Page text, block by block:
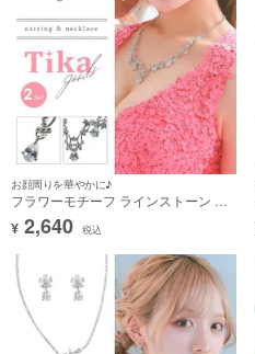
お顔周りを華やかに♪
フラワーモチーフ ラインストーン ア
クセサリー 2点セット [ネックレス＋
イヤリング]
¥ 2,640 税込